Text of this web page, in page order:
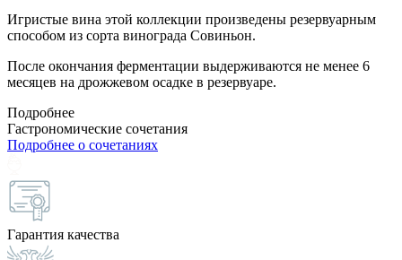
Игристые вина этой коллекции произведены резервуарным
способом из сорта винограда Совиньон.
После окончания ферментации выдерживаются не менее 6
месяцев на дрожжевом осадке в резервуаре.
Подробнее
Гастрономические сочетания
Подробнее о сочетаниях
Гарантия качества